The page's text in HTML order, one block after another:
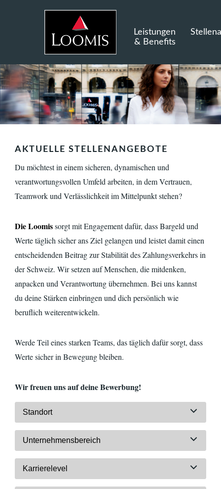
Leistungen
& Benefits
AKTUELLE STELLENANGEBOTE
Du möchtest in einem sicheren, dynamischen und
verantwortungsvollen Umfeld arbeiten, in dem Vertrauen,
Teamwork und Verlässlichkeit im Mittelpunkt stehen?
Die Loomissorgt mit Engagement dafür, dass Bargeld und
Werte täglich sicher ans Ziel gelangen und leistet damit einen
entscheidenden Beitrag zur Stabilität des Zahlungsverkehrs in
der Schweiz. Wir setzen auf Menschen, die mitdenken,
anpacken und Verantwortung übernehmen. Bei uns kannst
du deine Stärken einbringen und dich persönlich wie
beruflichweiterentwickeln.
Werde Teil eines starken Teams, das täglich dafür sorgt, dass
Werte sicher in Bewegung bleiben.
Wir freuen uns auf deine Bewerbung!
Standort
Unternehmensbereich
Karrierelevel